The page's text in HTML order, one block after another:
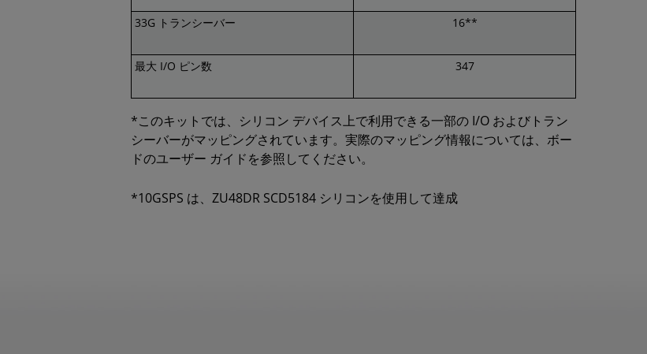
33G トランシーバー 16**
最大 I/O ピン数 347
*このキットでは、シリコン デバイス上で利用できる一部の I/O およびトラン
シーバーがマッピングされています。実際のマッピング情報については、ボー
ドのユーザー ガイドを参照してください。
*10GSPS は、ZU48DR SCD5184 シリコンを使用して達成